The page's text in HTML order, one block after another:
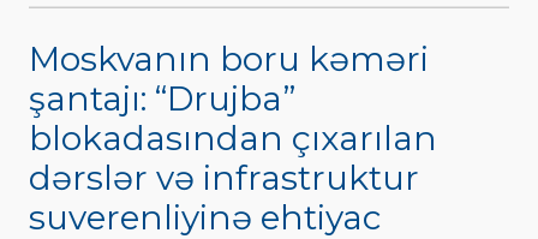
Moskvanın boru kəməri
şantajı: “Drujba”
blokadasından çıxarılan
dərslər və infrastruktur
suverenliyinə ehtiyac